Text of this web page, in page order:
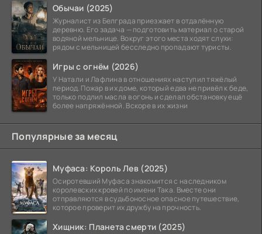
Обычаи (2025)
Журналист из Белграда приезжает в отдалённую
деревню. Его задача — подготовить материал о старой
водяной мельнице. Вокруг этого места ходят слухи:
рядом с мельницей бесследно пропадают туристы.
Игры с огнём (2026)
У Натали и Лафлина в отношениях наступил тяжёлый
период. Пожар в их доме, который едва не привёл к беде,
только подлил масла в огонь и сделал обстановку ещё
более напряжённой. Вскоре в их жизни
Популярные за месяц
Муфаса: Король Лев (2025)
Осиротевший Муфаса знакомится с наследником
королевских кровей по имени Така. Вместе они
отправляются в судьбоносное опасное путешествие,
которое проверит их дружбу на прочность.
Хищник: Планета смерти (2025)